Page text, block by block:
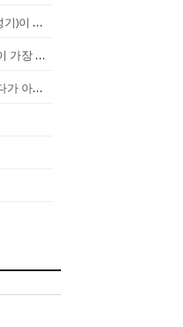
한국의 베테랑 배우들(이순재, 박근형, 안성기)이 말하는 젊은 배우들
한국 여름을 즐기기위해 방문한 외국인들이 가장 신기하게 느끼는 것(암내가...
시어머니에게 10억받는다면 너는?? 돈이 다가 아냐~날 성장 시켜줄 남자...